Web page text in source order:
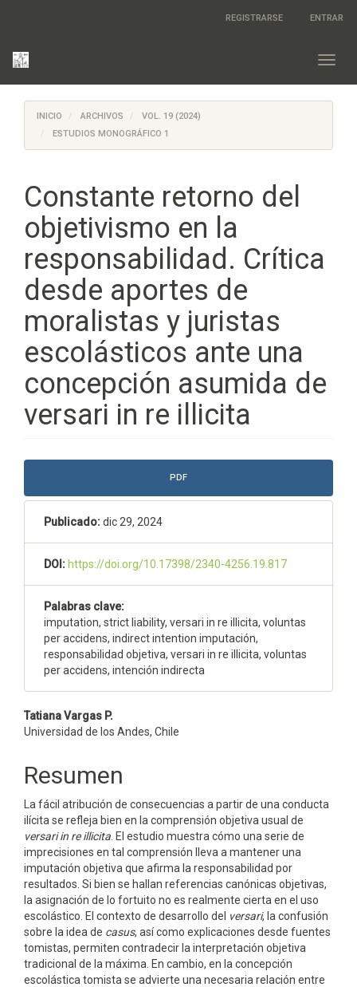
contenido
la
página
Navegación
principal
Contenido
lateral
REGISTRARSE ENTRAR
INICIO ARCHIVOS
VOL. 19 (2024)
ESTUDIOS MONOGRÁFICO 1
Constante retorno del
objetivismo en la
responsabilidad. Crítica
desde aportes de
moralistas y juristas
escolásticos ante una
concepción asumida de
versari in re illicita
Barra
lateral
del
artículo
PDF
Publicado:dic 29, 2024
DOI: https://doi.org/10.17398/2340-4256.19.817
Palabras clave:
imputation, strict liability, versari in re illicita, voluntas
per accidens, indirect intention imputación,
responsabilidad objetiva, versari in re illicita, voluntas
per accidens, intención indirecta
Contenido
del
artículo
Tatiana Vargas P.
Universidad de los Andes, Chile
Resumen
La fácil atribución de consecuencias a partir de una conducta
ilícita se refleja bien en la comprensión objetiva usual de
versari in re illicita . El estudio muestra cómo una serie de
imprecisiones en tal comprensión lleva a mantener una
imputación objetiva que afirma la responsabilidad por
resultados. Si bien se hallan referencias canónicas objeti­vas,
la asignación de lo fortuito no es realmente cierta en el uso
escolástico. El contexto de desarrollo del versari, la confusión
sobre la idea de casus, así como explicaciones desde fuentes
tomistas, permiten contradecir la interpretación objetiva
tradicional de la máxima. En cambio, en la concepción
escolástica tomista se advierte una necesaria re­lación entre